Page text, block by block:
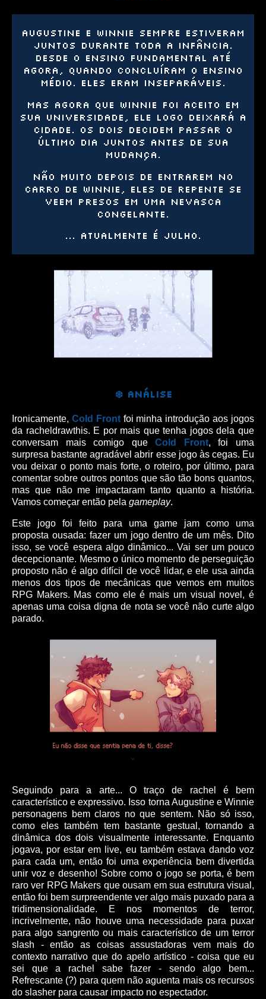
Augustine e Winnie sempre estiveram
juntos durante toda a infância.
Desde o ensino fundamental até
agora, quando concluíram o ensino
médio. Eles eram inseparáveis.
Mas agora que Winnie foi aceito em
sua universidade, ele logo deixará a
cidade. Os dois decidem passar o
último dia juntos antes de sua
mudança.
Não muito depois de entrarem no
carro de Winnie, eles de repente se
veem presos em uma nevasca
congelante.
... Atualmente é julho.
❄️ ANÁLISE
Ironicamente, Cold Frontfoi minha introdução aos jogos
da racheldrawthis. E por mais que tenha jogos dela que
conversam mais comigo queCold Front, foi uma
surpresa bastante agradável abrir esse jogo às cegas. Eu
vou deixar o ponto mais forte, o roteiro, por último, para
comentar sobre outros pontos que são tão bons quantos,
mas que não me impactaram tanto quanto a história.
Vamos começar então pela gameplay.
Este jogo foi feito para uma game jam como uma
proposta ousada: fazer um jogo dentro de um mês. Dito
isso, se você espera algo dinâmico... Vai ser um pouco
decepcionante. Mesmo o único momento de perseguição
proposto não é algo difícil de você lidar, e ele usa ainda
menos dos tipos de mecânicas que vemos em muitos
RPG Makers. Mas como ele é mais um visual novel, é
apenas uma coisa digna de nota se você não curte algo
parado.
Seguindo para a arte... O traço de rachel é bem
característico e expressivo. Isso torna Augustine e Winnie
personagens bem claros no que sentem. Não só isso,
como eles também tem bastante gestual, tornando a
dinâmica dos dois visualmente interessante. Enquanto
jogava, por estar em live, eu também estava dando voz
para cada um, então foi uma experiência bem divertida
unir voz e desenho! Sobre como o jogo se porta, é bem
raro ver RPG Makers que ousam em sua estrutura visual,
então foi bem surpreendente ver algo mais puxado para a
tridimensionalidade. E nos momentos de terror,
incrivelmente, não houve uma necessidade para puxar
para algo sangrento ou mais característico de um terror
slash - então as coisas assustadoras vem mais do
contexto narrativo que do apelo artístico - coisa que eu
sei que a rachel sabe fazer - sendo algo bem...
Refrescante (?) para quem não aguenta mais os recursos
do slasher para causar impacto no espectador.